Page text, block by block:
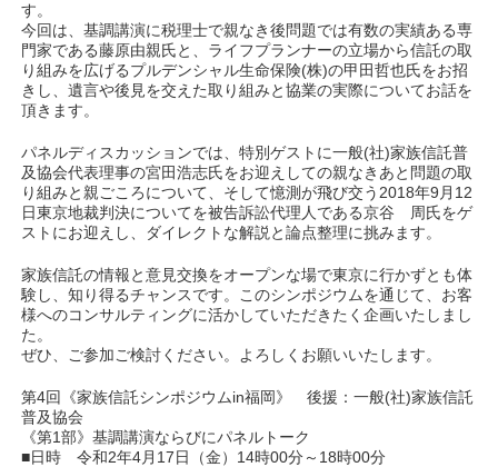
す。
今回は、基調講演に税理士で親なき後問題では有数の実績ある専
門家である藤原由親氏と、ライフプランナーの立場から信託の取
り組みを広げるプルデンシャル生命保険(株)の甲田哲也氏をお招
きし、遺言や後見を交えた取り組みと協業の実際についてお話を
頂きます。
パネルディスカッションでは、特別ゲストに一般(社)家族信託普
及協会代表理事の宮田浩志氏をお迎えしての親なきあと問題の取
り組みと親ごころについて、そして憶測が飛び交う2018年9月12
日東京地裁判決についてを被告訴訟代理人である京谷 周氏をゲ
ストにお迎えし、ダイレクトな解説と論点整理に挑みます。
家族信託の情報と意見交換をオープンな場で東京に行かずとも体
験し、知り得るチャンスです。このシンポジウムを通じて、お客
様へのコンサルティングに活かしていただきたく企画いたしまし
た。
ぜひ、ご参加ご検討ください。よろしくお願いいたします。
第4回《家族信託シンポジウムin福岡》 後援：一般(社)家族信託
普及協会
《第1部》基調講演ならびにパネルトーク
■日時 令和2年4月17日（金）14時00分～18時00分